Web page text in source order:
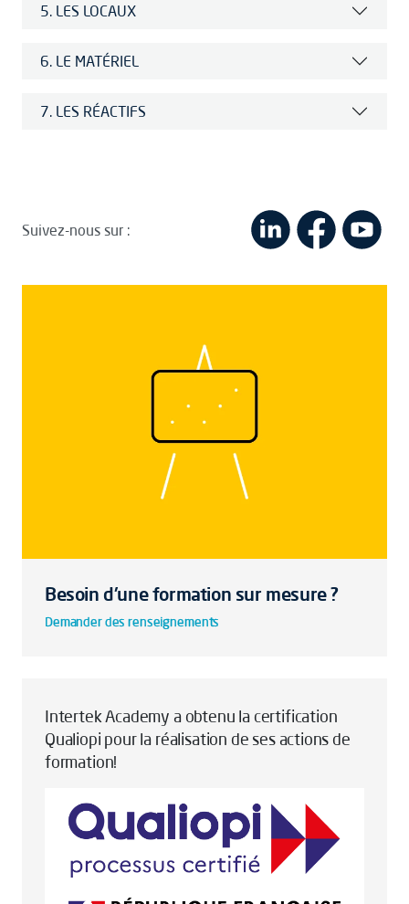
5. LES LOCAUX
6. LE MATÉRIEL
7. LES RÉACTIFS
Suivez-nous sur :
Besoin d'une formation sur mesure ?
Demander des renseignements
Intertek Academy a obtenu la certification
Qualiopi pour la réalisation de ses actions de
formation!